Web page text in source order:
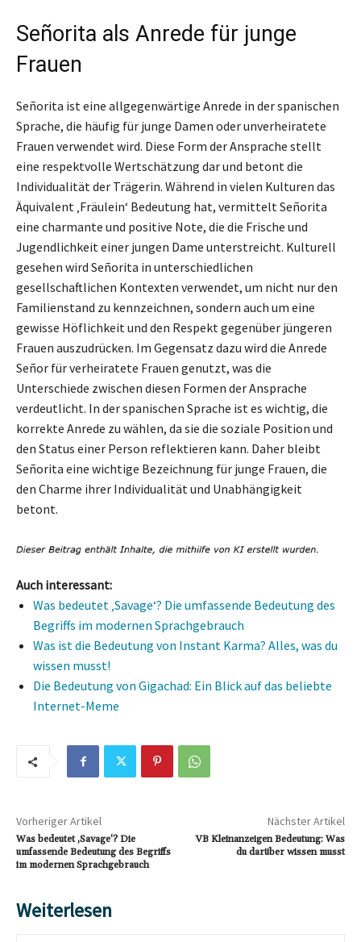
Señorita als Anrede für junge
Frauen
Señorita ist eine allgegenwärtige Anrede in der spanischen
Sprache, die häufig für junge Damen oder unverheiratete
Frauen verwendet wird. Diese Form der Ansprache stellt
eine respektvolle Wertschätzung dar und betont die
Individualität der Trägerin. Während in vielen Kulturen das
Äquivalent ‚Fräulein‘ Bedeutung hat, vermittelt Señorita
eine charmante und positive Note, die die Frische und
Jugendlichkeit einer jungen Dame unterstreicht. Kulturell
gesehen wird Señorita in unterschiedlichen
gesellschaftlichen Kontexten verwendet, um nicht nur den
Familienstand zu kennzeichnen, sondern auch um eine
gewisse Höflichkeit und den Respekt gegenüber jüngeren
Frauen auszudrücken. Im Gegensatz dazu wird die Anrede
Señor für verheiratete Frauen genutzt, was die
Unterschiede zwischen diesen Formen der Ansprache
verdeutlicht. In der spanischen Sprache ist es wichtig, die
korrekte Anrede zu wählen, da sie die soziale Position und
den Status einer Person reflektieren kann. Daher bleibt
Señorita eine wichtige Bezeichnung für junge Frauen, die
den Charme ihrer Individualität und Unabhängigkeit
betont.
Auch interessant:
Was bedeutet ‚Savage‘? Die umfassende Bedeutung des
Begriffs im modernen Sprachgebrauch
Was ist die Bedeutung von Instant Karma? Alles, was du
wissen musst!
Die Bedeutung von Gigachad: Ein Blick auf das beliebte
Internet-Meme
Vorheriger Artikel
Was bedeutet ‚Savage‘? Die
umfassende Bedeutung des Begriffs
im modernen Sprachgebrauch
Nächster Artikel
VB Kleinanzeigen Bedeutung: Was
du darüber wissen musst
Weiterlesen